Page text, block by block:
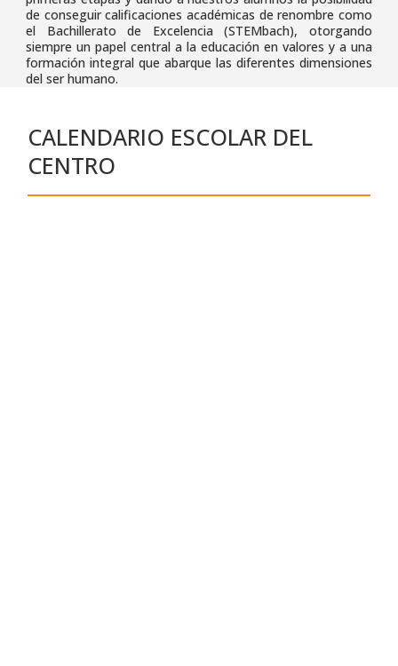
de conseguir calificaciones académicas de renombre como
el Bachillerato de Excelencia (STEMbach), otorgando
siempre un papel central a la educación en valores y a una
formación integral que abarque las diferentes dimensiones
del ser humano.
CALENDARIO ESCOLAR DEL
CENTRO